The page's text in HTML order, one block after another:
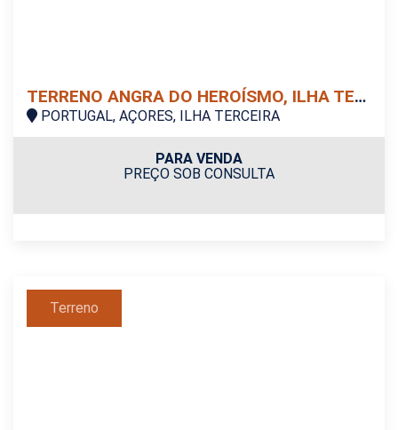
TERRENO ANGRA DO HEROÍSMO, ILHA TERCEIRA
PORTUGAL, AÇORES, ILHA TERCEIRA
PARA VENDA
PREÇO SOB CONSULTA
Terreno